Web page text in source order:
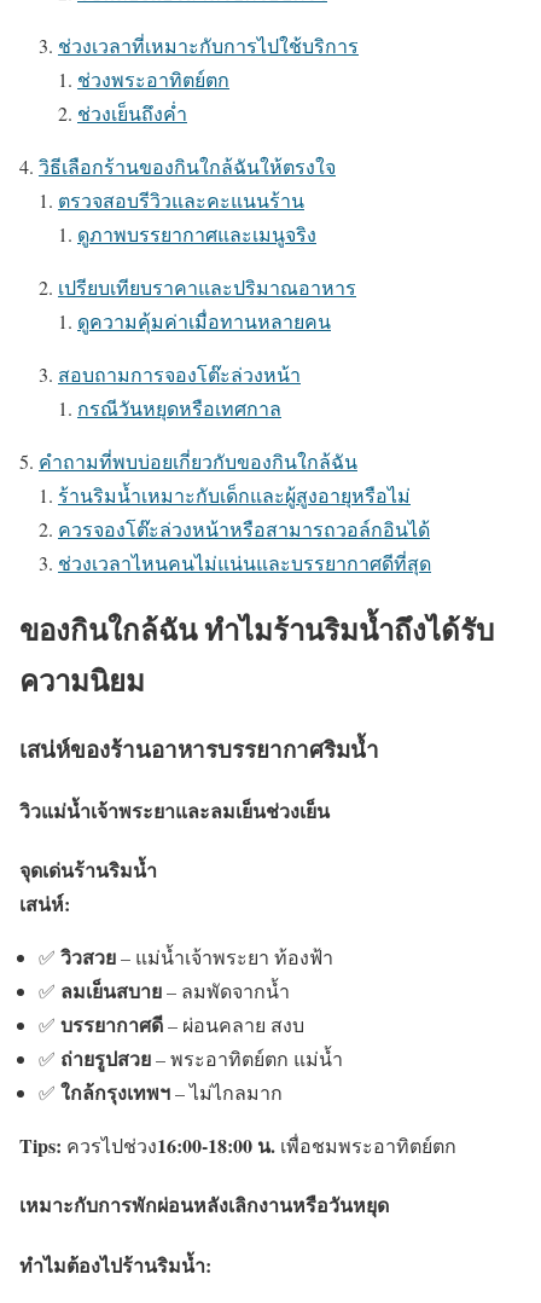
ช่วงเวลาที่เหมาะกับการไปใช้บริการ
ช่วงพระอาทิตย์ตก
ช่วงเย็นถึงค่ำ
วิธีเลือกร้านของกินใกล้ฉันให้ตรงใจ
ตรวจสอบรีวิวและคะแนนร้าน
ดูภาพบรรยากาศและเมนูจริง
เปรียบเทียบราคาและปริมาณอาหาร
ดูความคุ้มค่าเมื่อทานหลายคน
สอบถามการจองโต๊ะล่วงหน้า
กรณีวันหยุดหรือเทศกาล
คำถามที่พบบ่อยเกี่ยวกับของกินใกล้ฉัน
ร้านริมน้ำเหมาะกับเด็กและผู้สูงอายุหรือไม่
ควรจองโต๊ะล่วงหน้าหรือสามารถวอล์กอินได้
ช่วงเวลาไหนคนไม่แน่นและบรรยากาศดีที่สุด
ของกินใกล้ฉัน ทำไมร้านริมน้ำถึงได้รับ
ความนิยม
เสน่ห์ของร้านอาหารบรรยากาศริมน้ำ
วิวแม่น้ำเจ้าพระยาและลมเย็นช่วงเย็น
จุดเด่นร้านริมน้ำ
เสน่ห์:
✅ วิวสวย– แม่น้ำเจ้าพระยา ท้องฟ้า
✅ ลมเย็นสบาย– ลมพัดจากน้ำ
✅ บรรยากาศดี– ผ่อนคลาย สงบ
✅ ถ่ายรูปสวย– พระอาทิตย์ตก แม่น้ำ
✅ ใกล้กรุงเทพฯ– ไม่ไกลมาก
Tips: ควรไปช่วง16:00-18:00 น. เพื่อชมพระอาทิตย์ตก
เหมาะกับการพักผ่อนหลังเลิกงานหรือวันหยุด
ทำไมต้องไปร้านริมน้ำ: